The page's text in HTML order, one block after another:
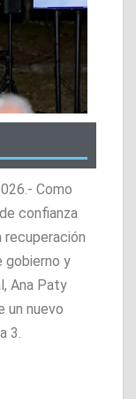
Como
confianza
recuperación
gobierno y
Ana Paty
un nuevo
3.